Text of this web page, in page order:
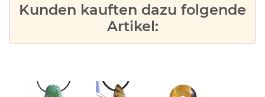
Kunden kauften dazu folgende
Artikel: